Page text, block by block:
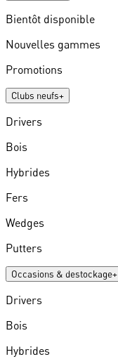
Bientôt disponible
Nouvelles gammes
Promotions
Clubs neufs+
Drivers
Bois
Hybrides
Fers
Wedges
Putters
Occasions & destockage+
Drivers
Bois
Hybrides